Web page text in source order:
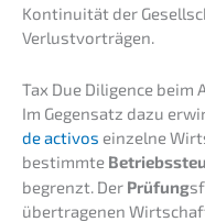
Konti­nui­tät der
Verlustvorträgen.
Tax Due Diligence beim
Im Gegen­satz dazu
de activos einzel­ne
bestimm­te
begrenzt. Der Prüfung
übertra­ge­nen